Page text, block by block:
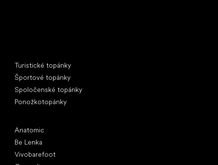
Turistické topánky
Športové topánky
Spoločenské topánky
Ponožkotopánky
Anatomic
Be Lenka
Vivobarefoot